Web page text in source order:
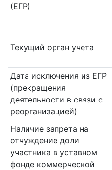
(ЕГР)
Текущий орган учета
Дата исключения из ЕГР
(прекращения
деятельности в связи с
реорганизацией)
Наличие запрета на
отчуждение доли
участника в уставном
фонде коммерческой